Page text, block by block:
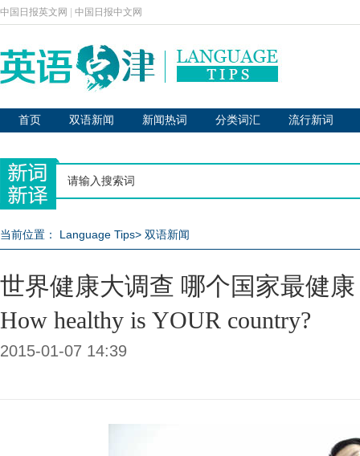
中国日报英文网 中国日报中文网
首页 双语新闻 新闻热词 分类词汇 流行新词
当前位置： Language Tips> 双语新闻
世界健康大调查 哪个国家最健
How healthy is YOUR country?
2015-01-07 14:39